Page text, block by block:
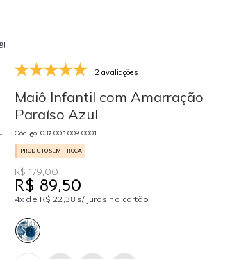
!
0001 2 avaliações
Maiô Infantil com Amarração
Paraíso Azul
Código: 037 005 009 0001
PRODUTO SEM TROCA
R$ 179,00
R$ 89,50
4x de R$ 22,38 s/ juros no cartão